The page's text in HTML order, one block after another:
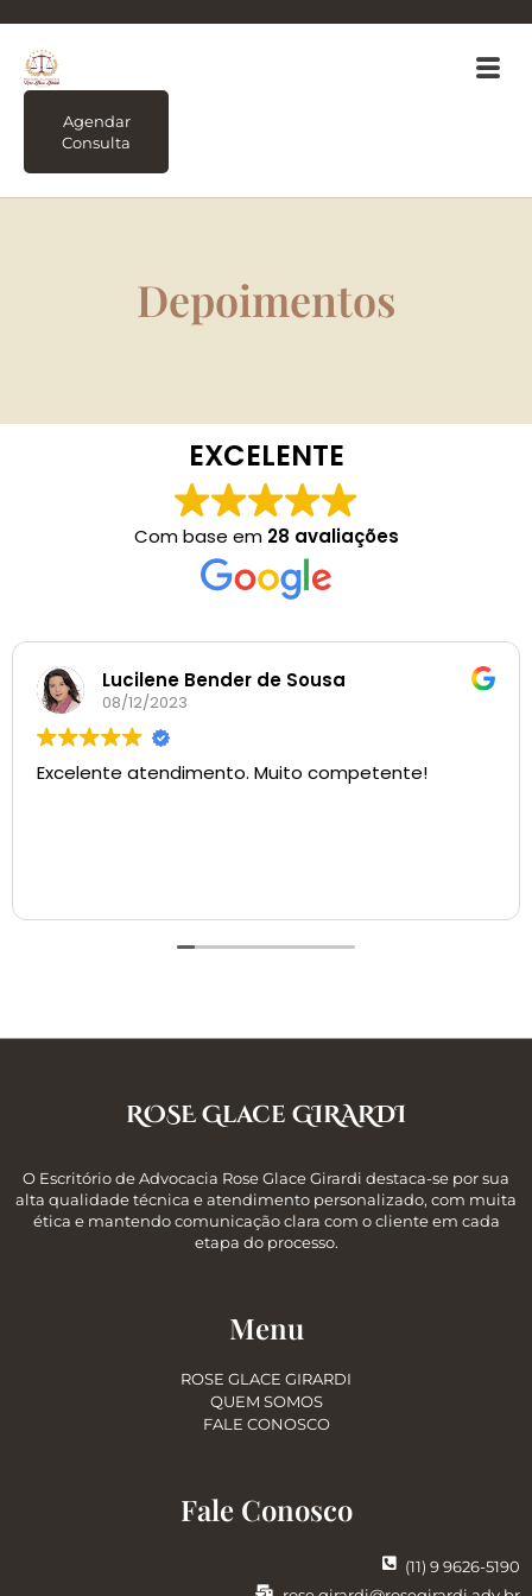
Agendar
Consulta
Depoimentos
EXCELENTE
Com base em 28 avaliações
Lucilene Bender de Sousa
08/12/2023
Excelente atendimento. Muito competente!
ROSE Glace GIRARDI
O Escritório de Advocacia Rose Glace Girardi destaca-se por sua
alta qualidade técnica e atendimento personalizado, com muita
ética e mantendo comunicação clara com o cliente em cada
etapa do processo.
Menu
ROSE GLACE GIRARDI
QUEM SOMOS
FALE CONOSCO
Fale Conosco
(11) 9 9626-5190